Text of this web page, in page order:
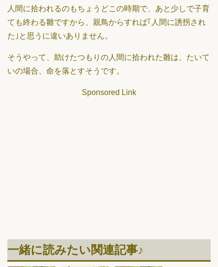
人間に拾われるのもちょうどこの時期で、あと少しで子育
ても終わる雛ですから、親鳥からすれば｢人間に誘拐され
た｣と思うに違いありません。
そうやって、助けたつもりの人間に拾われた雛は、たいて
いの場合、命を落とすそうです。
Sponsored Link
一緒に読みたい関連記事♪